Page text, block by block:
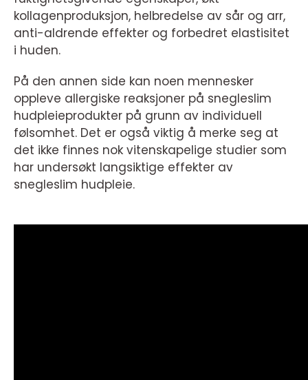
kollagenproduksjon, helbredelse av sår og arr,
anti-aldrende effekter og forbedret elastisitet
i huden.
På den annen side kan noen mennesker
oppleve allergiske reaksjoner på snegleslim
hudpleieprodukter på grunn av individuell
følsomhet. Det er også viktig å merke seg at
det ikke finnes nok vitenskapelige studier som
har undersøkt langsiktige effekter av
snegleslim hudpleie.